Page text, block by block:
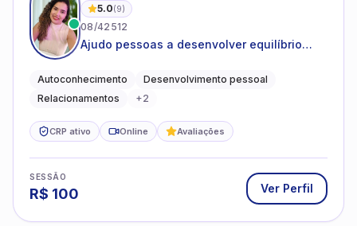
5.0(9)
08/42512
Ajudo pessoas a desenvolver equilíbrio
Autoconhecimento
Desenvolvimento pessoal
Relacionamentos
+2
CRP ativo Online Avaliações
SESSÃO
R$ 100 Ver Perfil